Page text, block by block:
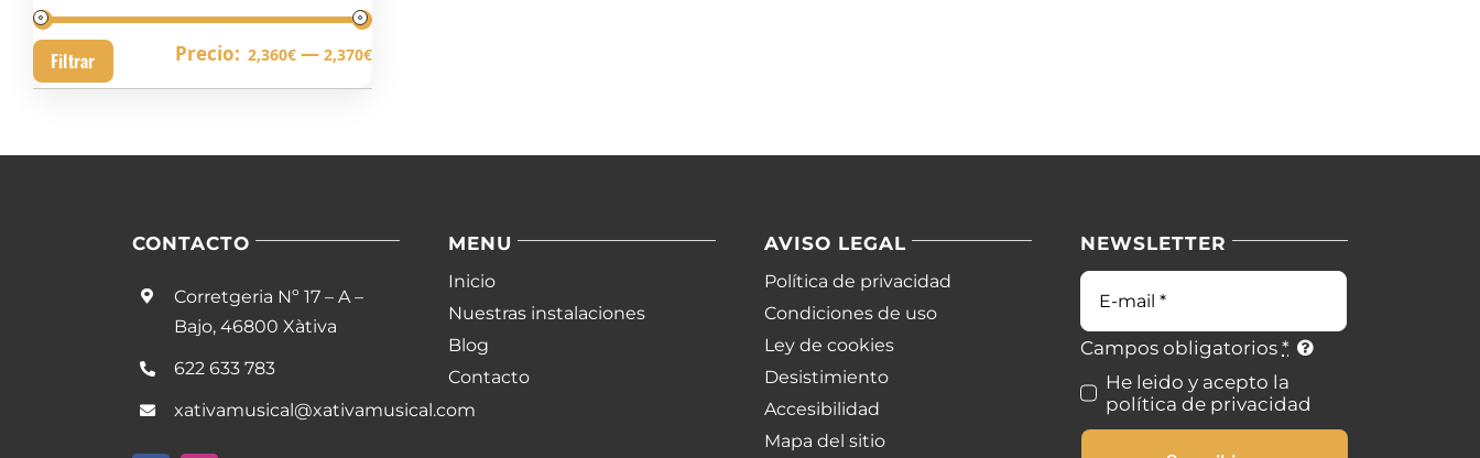
Precio
Precio
Filtrar Precio: 2,360€ —2,370€
CONTACTO
Corretgeria Nº 17 – A –
Bajo, 46800 Xàtiva
622 633 783
xativamusical@xativamusical.com
MENU
Inicio
Nuestras instalaciones
Blog
Contacto
AVISO LEGAL
Política de privacidad
Condiciones de uso
Ley de cookies
Desistimiento
Accesibilidad
Mapa del sitio
NEWSLETTER
Correo
electrónico
Campos obligatorios*
He leido y acepto la
política de privacidad